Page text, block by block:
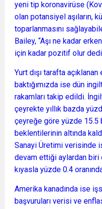
yeni tip koronavirüse
olan potansiyel aşıların,
toparlanmasını
Bailey, “Aşı ne kadar
için kadar pozitif olur
Yurt dışı tarafta
baktığımızda ise dün
rakamları takip edildi.
çeyrekte yıllık bazda
çeyreğe göre yüzde 15.5
beklentilerinin altında
Sanayi Üretimi verisinde
devam ettiği aylardan biri
kıyasla yüzde 0.4
Amerika kanadında ise
başvuruları verisi ve